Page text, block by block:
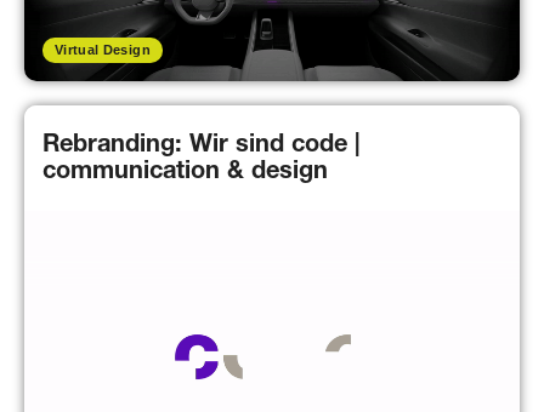
Virtual Design
Rebranding: Wir sind code |
communication & design